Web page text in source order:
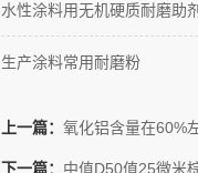
水性涂料用无机硬质耐磨助
生产涂料常用耐磨粉
上一篇： 氧化铝含量在60%
下一篇： 中值D50值25微米